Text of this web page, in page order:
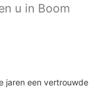
u in Boom
jaren een vertrouwde